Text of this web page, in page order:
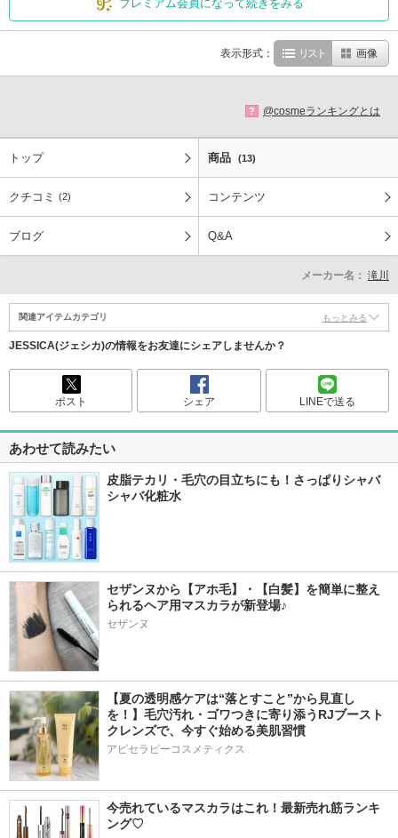
プレミアム会員になって続きをみる
表示形式： リスト 画像
? @cosmeランキングとは
トップ 商品 (13)
クチコミ (2) コンテンツ
ブログ Q&A
メーカー名： 滝川
関連アイテムカテゴリ もっとみる
JESSICA(ジェシカ)の情報をお友達にシェアしませんか？
ポスト シェア LINEで送る
あわせて読みたい
皮脂テカリ・毛穴の目立ちにも！さっぱりシャバ
シャバ化粧水
セザンヌから【アホ毛】・【白髪】を簡単に整え
られるヘア用マスカラが新登場♪
セザンヌ
【夏の透明感ケアは“落とすこと”から見直し
を！】毛穴汚れ・ゴワつきに寄り添うRJブースト
クレンズで、今すぐ始める美肌習慣
アピセラピーコスメティクス
今売れているマスカラはこれ！最新売れ筋ランキ
ング♡